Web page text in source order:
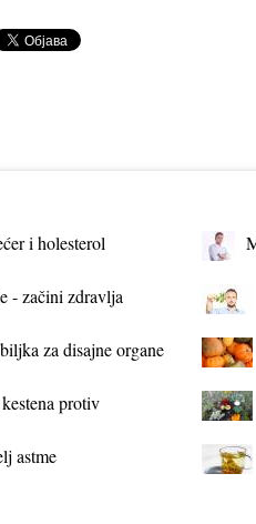
i holesterol
- začini zdravlja
za disajne organe
protiv
astme